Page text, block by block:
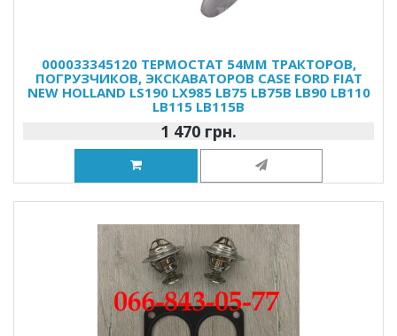
000033345120 ТЕРМОСТАТ 54ММ ТРАКТОРОВ,
ПОГРУЗЧИКОВ, ЭКСКАВАТОРОВ CASE FORD FIAT
NEW HOLLAND LS190 LX985 LB75 LB75B LB90 LB110
LB115 LB115B
1 470 грн.